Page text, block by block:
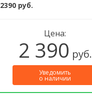
2390 руб.
Цена:
2 390 руб.
Уведомить
о наличии